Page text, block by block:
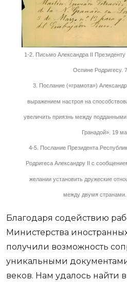
1-2. Письмо Александра II
Оспине Родригесу.
3. Послание («грамота»)
выражением настроя на
увеличить приязнь между
Гранадой». 19
4-5. Послание Президента
Родригеса Александру II с
желании установить дружеские
между двумя странами.
Благодаря содействию
Министерства
получили возможность
уникальными
веков. Нам удалось найти